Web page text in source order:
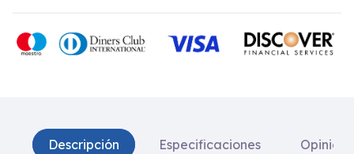
Descripción Especificaciones